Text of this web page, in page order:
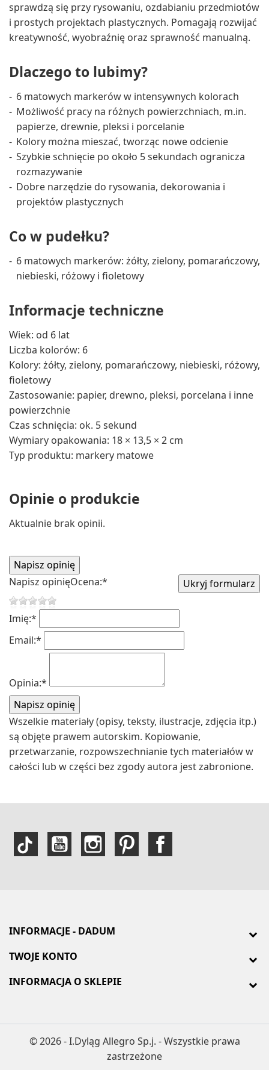
sprawdzą się przy rysowaniu, ozdabianiu przedmiotów
i prostych projektach plastycznych. Pomagają rozwijać
kreatywność, wyobraźnię oraz sprawność manualną.
Dlaczego to lubimy?
6 matowych markerów w intensywnych kolorach
Możliwość pracy na różnych powierzchniach, m.in.
papierze, drewnie, pleksi i porcelanie
Kolory można mieszać, tworząc nowe odcienie
Szybkie schnięcie po około 5 sekundach ogranicza
rozmazywanie
Dobre narzędzie do rysowania, dekorowania i
projektów plastycznych
Co w pudełku?
6 matowych markerów: żółty, zielony, pomarańczowy,
niebieski, różowy i fioletowy
Informacje techniczne
Wiek: od 6 lat
Liczba kolorów: 6
Kolory: żółty, zielony, pomarańczowy, niebieski, różowy,
fioletowy
Zastosowanie: papier, drewno, pleksi, porcelana i inne
powierzchnie
Czas schnięcia: ok. 5 sekund
Wymiary opakowania: 18 × 13,5 × 2 cm
Typ produktu: markery matowe
Opinie o produkcie
Aktualnie brak opinii.
Napisz opinięOcena:*
Imię:*
Email:*
Opinia:*
Wszelkie materiały (opisy, teksty, ilustracje, zdjęcia itp.)
są objęte prawem autorskim. Kopiowanie,
przetwarzanie, rozpowszechnianie tych materiałów w
całości lub w części bez zgody autora jest zabronione.
INFORMACJE - DADUM
TWOJE KONTO
INFORMACJA O SKLEPIE
© 2026 - I.Dyląg Allegro Sp.j. - Wszystkie prawa
zastrzeżone